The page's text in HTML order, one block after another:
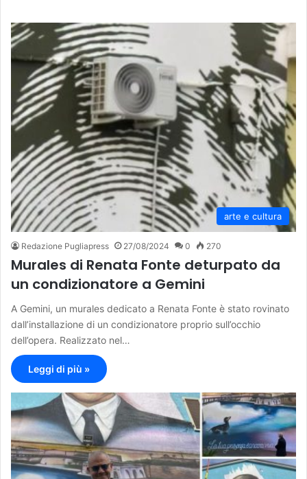
arte e cultura
Redazione Pugliapress 27/08/2024 0 270
Murales di Renata Fonte deturpato da
un condizionatore a Gemini
A Gemini, un murales dedicato a Renata Fonte è stato rovinato
dall’installazione di un condizionatore proprio sull’occhio
dell’opera. Realizzato nel…
Leggi di più »